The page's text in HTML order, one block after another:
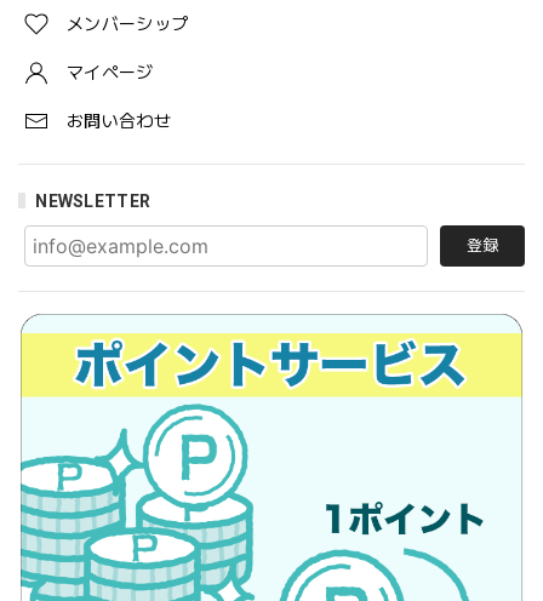
メンバーシップ
マイページ
お問い合わせ
NEWSLETTER
登録